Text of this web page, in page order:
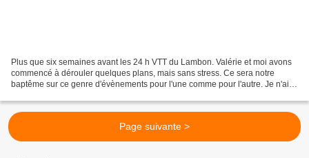
Plus que six semaines avant les 24 h VTT du Lambon. Valérie et moi avons
commencé à dérouler quelques plans, mais sans stress. Ce sera notre
baptême sur ce genre d'évènements pour l'une comme pour l'autre. Je n'ai
Page suivante >